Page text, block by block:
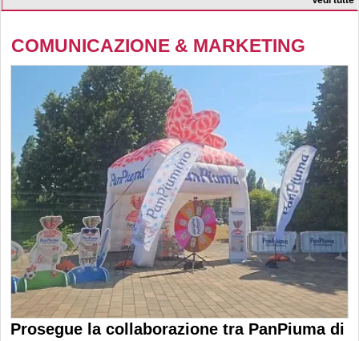
COMUNICAZIONE & MARKETING
Prosegue la collaborazione tra PanPiuma di